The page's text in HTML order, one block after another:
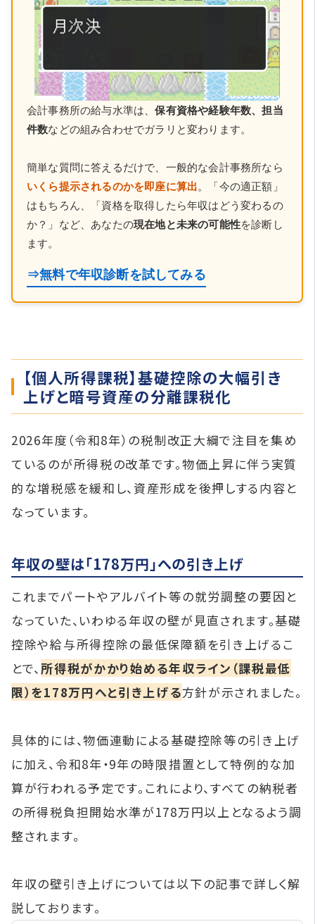
会計事務所の給与水準は、保有資格や経験年数、担当
件数などの組み合わせでガラリと変わります。
簡単な質問に答えるだけで、一般的な会計事務所なら
いくら提示されるのかを即座に算出。「今の適正額」
はもちろん、「資格を取得したら年収はどう変わるの
か？」など、あなたの現在地と未来の可能性を診断し
ます。
⇒無料で年収診断を試してみる
【個人所得課税】基礎控除の大幅引き
上げと暗号資産の分離課税化
2026年度（令和8年）の税制改正大綱で注目を集め
ているのが所得税の改革です。物価上昇に伴う実質
的な増税感を緩和し、資産形成を後押しする内容と
なっています。
年収の壁は「178万円」への引き上げ
これまでパートやアルバイト等の就労調整の要因と
なっていた、いわゆる年収の壁が見直されます。基礎
控除や給与所得控除の最低保障額を引き上げるこ
とで、所得税がかかり始める年収ライン（課税最低
限）を178万円へと引き上げる方針が示されました。
具体的には、物価連動による基礎控除等の引き上げ
に加え、令和8年・9年の時限措置として特例的な加
算が行われる予定です。これにより、すべての納税者
の所得税負担開始水準が178万円以上となるよう調
整されます。
年収の壁引き上げについては以下の記事で詳しく解
説しております。